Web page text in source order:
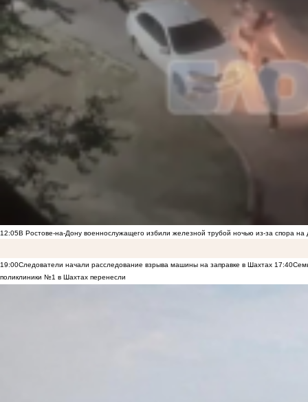
12:05В Ростове-на-Дону военнослужащего избили железной трубой ночью из-за спора на
19:00Следователи начали расследование взрыва машины на заправке в Шахтах 17:40
поликлиники №1 в Шахтах перенесли